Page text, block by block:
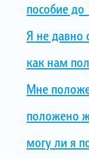
пособие до
Я не давно
как нам
Мне
положено
могу ли я